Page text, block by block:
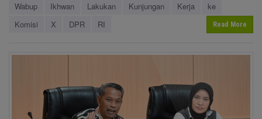
Wabup Ikhwan Lakukan Kunjungan Kerja
ke
Komisi
X DPR RI Read More